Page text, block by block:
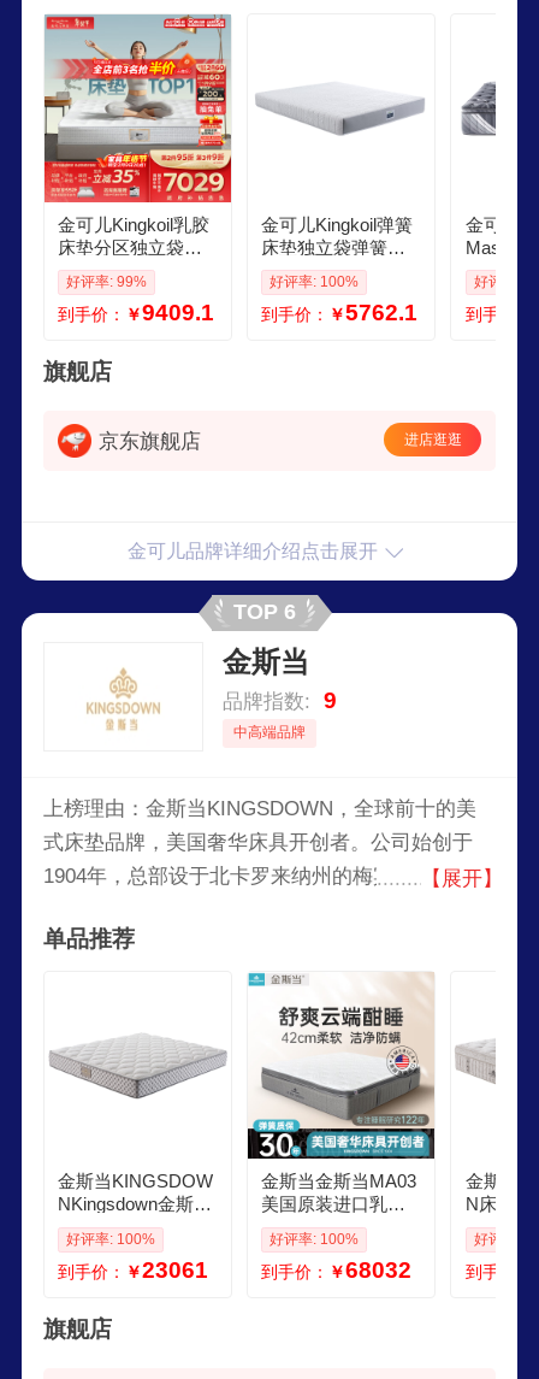
金可儿Kingkoil乳胶
床垫分区独立袋弹
簧偏硬护脊18x2米
五星酒店护脊20升
级款 护脊30 S28cm
80200cm
好评率: 99%
到手价： ￥9409.1
金可儿Kingkoil弹簧
床垫独立袋弹簧偏
硬护脊18米2米五星
酒店睡感 切尔西 切
尔西 18020022cm
好评率: 100%
到手价： ￥5762.1
金可儿
Master
胶床垫
簧床垫
中
好评率:
到手价：
旗舰店
京东旗舰店 进店逛逛
金可儿品牌详细介绍点击展开
TOP 6
金斯当
品牌指数: 9
中高端品牌
上榜理由：金斯当KINGSDOWN，全球前十的美
式床垫品牌，美国奢华床具开创者。公司始创于
1904年，总部设于北卡罗来纳州的梅宾市。金斯当
美、英国、澳大利亚、马来西亚及土耳其等国家拥
有18家品牌生产基地，为超过35个国家和地区的顾
【展开】
单品推荐
金斯当KINGSDOW
NKingsdown金斯当
澳洲进口床垫MI02
软硬适中床垫 1800
2000
好评率: 100%
到手价： ￥23061
金斯当金斯当MA03
美国原装进口乳胶
弹簧床垫防螨18M
双人床独立弹簧床
垫 18002000
好评率: 100%
到手价： ￥68032
金斯当
N床垫乳
记忆棉
软
好评率:
到手价：
旗舰店